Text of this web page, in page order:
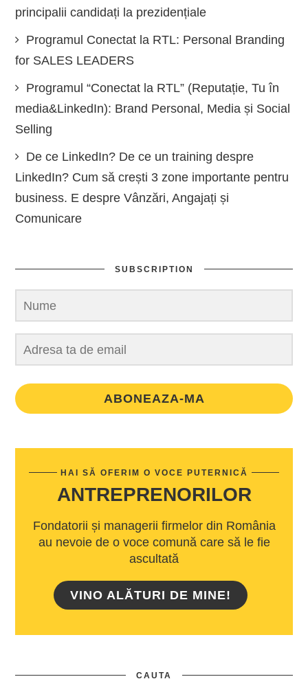
principalii candidați la prezidențiale
Programul Conectat la RTL: Personal Branding
for SALES LEADERS
Programul “Conectat la RTL” (Reputație, Tu în
media&LinkedIn): Brand Personal, Media și Social
Selling
De ce LinkedIn? De ce un training despre
LinkedIn? Cum să crești 3 zone importante pentru
business. E despre Vânzări, Angajați și
Comunicare
SUBSCRIPTION
ABONEAZA-MA
HAI SĂ OFERIM O VOCE PUTERNICĂ
ANTREPRENORILOR
Fondatorii și managerii firmelor din România
au nevoie de o voce comună care să le fie
ascultată
VINO ALĂTURI DE MINE!
CAUTA